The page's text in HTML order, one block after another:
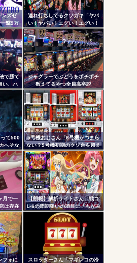
クソアニメの思い出ｗｗｗ
互RSS
ンズゼ
撃9万
成して
2万発
は伊達
連れ打ちしてるクソガキ「ヤバ
い！ヤバい！エグい！エグい！
アツい！アツい！」←語彙力無
さすぎだろｗｗｗ
で勝て
い、ハ
新装狙
ジャグラーでぶどうをポチポチ
数えてるやつ全員高卒説
て500
へそな
これほ
5号機おじさん「6号機がつまら
ない？5号機初期のクソ台を超え
る事は絶対に無理」
月で一
は存在
6使った
いと思
【朗報】解析サイトさん、戦コ
レ6の周期狙いの項目に「もがみ
んの尻画像」を採用
フォに
スロッターさん「マギレコの冷